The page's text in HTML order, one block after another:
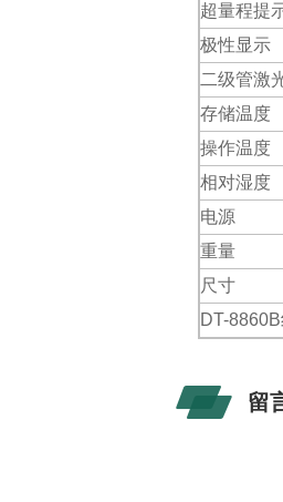
超量程提
极性显示
二级管激
存储温度
操作温度
相对湿度
电源
重量
尺寸
DT-
留